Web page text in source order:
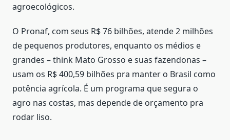
agroecológicos.
O Pronaf, com seus R$ 76 bilhões, atende 2 milhões
de pequenos produtores, enquanto os médios e
grandes – think Mato Grosso e suas fazendonas –
usam os R$ 400,59 bilhões pra manter o Brasil como
potência agrícola. É um programa que segura o
agro nas costas, mas depende de orçamento pra
rodar liso.